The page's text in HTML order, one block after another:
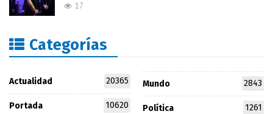
17
Categorías
Actualidad 20365
Portada 10620
Mundo 2843
Política 1261